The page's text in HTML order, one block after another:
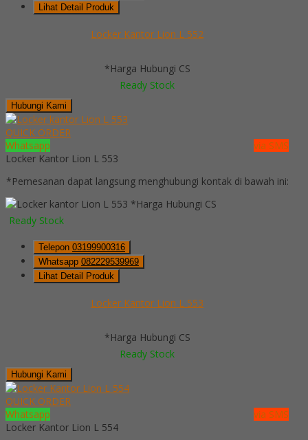
Lihat Detail Produk
Locker Kantor Lion L 552
*Harga Hubungi CS
Ready Stock
Hubungi Kami
QUICK ORDER
Whatsapp
via SMS
Locker Kantor Lion L 553
*Pemesanan dapat langsung menghubungi kontak di bawah ini:
*Harga Hubungi CS
Ready Stock
Telepon 03199900316
Whatsapp 082229539969
Lihat Detail Produk
Locker Kantor Lion L 553
*Harga Hubungi CS
Ready Stock
Hubungi Kami
QUICK ORDER
Whatsapp
via SMS
Locker Kantor Lion L 554